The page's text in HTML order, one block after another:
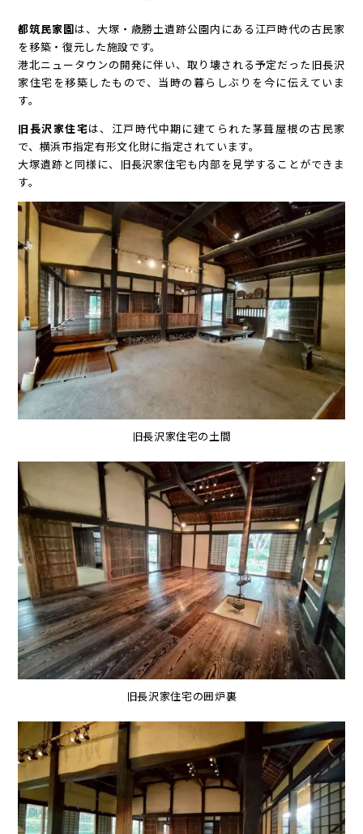
都筑民家園は、大塚・歳勝土遺跡公園内にある江戸時代の古民家
を移築・復元した施設です。
港北ニュータウンの開発に伴い、取り壊される予定だった旧長沢
家住宅を移築したもので、当時の暮らしぶりを今に伝えていま
す。
旧長沢家住宅は、江戸時代中期に建てられた茅葺屋根の古民家
で、横浜市指定有形文化財に指定されています。
大塚遺跡と同様に、旧長沢家住宅も内部を見学することができま
す。
旧長沢家住宅の土間
旧長沢家住宅の囲炉裏